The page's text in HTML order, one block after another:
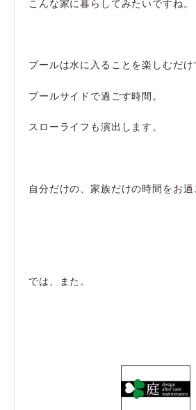
プールは水に入ることを楽しむだけ
プールサイドで過ごす時間。
スローライフも演出します。
自分だけの、家族だけの時間をお過
では、また。